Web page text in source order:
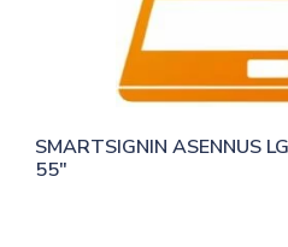
SMARTSIGNIN ASENNUS
55″